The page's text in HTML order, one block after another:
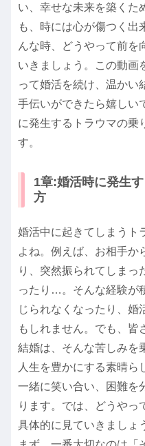
い、幸せな未来を築くた
も、時には心が傷つく出
んな時、どうやって前を
いきましょう。この動画
って婚活を続け、温かい
手伝いができたら嬉しい
に発生するトラウマの乗
す。
1章:婚活時に発生
方
婚活中に起きてしまうト
よね。例えば、お相手か
り、突然振られてしまっ
ったり…。そんな経験が
じられなくなったり、婚
もしれません。でも、皆
結婚は、そんな苦しみを
人生を豊かにする素晴ら
一緒に笑い合い、困難を
ります。では、どうやっ
具体的に見ていきましょ